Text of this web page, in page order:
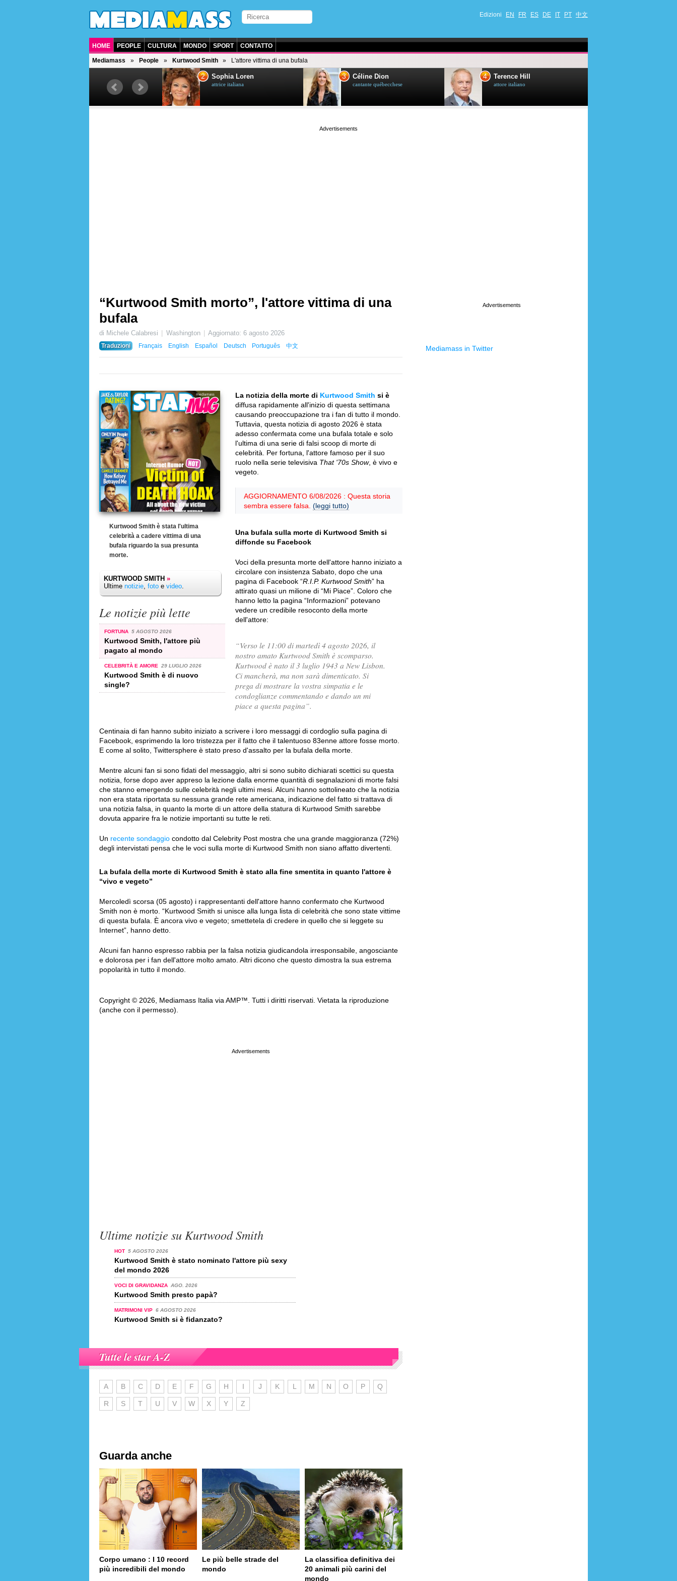
Edizioni EN FR ES DE IT PT 中文
HOME PEOPLE CULTURA MONDO SPORT CONTATTO
Mediamass People Kurtwood Smith L'attore vittima di una bufala
attore americano
2 Sophia Loren
attrice italiana
3 Céline Dion
cantante québecchese
4 Terence Hill
attore italiano
“Kurtwood Smith morto”, l'attore vittima di una
bufala
di Michele Calabresi Washington Aggiornato:6 agosto 2026
Traduzioni
Français English Español Deutsch Português 中文
Kurtwood Smith è stata l'ultima
celebrità a cadere vittima di una
bufala riguardo la sua presunta
morte.
KURTWOOD SMITH »
Ultime notizie, foto e video.
Le notizie più lette
FORTUNA 5 AGOSTO 2026
Kurtwood Smith, l'attore più
pagato al mondo
CELEBRITÀ E AMORE 29 LUGLIO 2026
Kurtwood Smith è di nuovo
single?
La notizia della morte di Kurtwood Smith si è
diffusa rapidamente all'inizio di questa settimana
causando preoccupazione tra i fan di tutto il mondo.
Tuttavia, questa notizia di agosto 2026 è stata
adesso confermata come una bufala totale e solo
l'ultima di una serie di falsi scoop di morte di
celebrità. Per fortuna, l'attore famoso per il suo
ruolo nella serie televisiva That '70s Show, è vivo e
vegeto.
AGGIORNAMENTO 6/08/2026 : Questa storia
sembra essere falsa. (leggi tutto)
Una bufala sulla morte di Kurtwood Smith si
diffonde su Facebook
Voci della presunta morte dell'attore hanno iniziato a
circolare con insistenza Sabato, dopo che una
pagina di Facebook “R.I.P. Kurtwood Smith” ha
attirato quasi un milione di “Mi Piace”. Coloro che
hanno letto la pagina “Informazioni” potevano
vedere un credibile resoconto della morte
dell'attore:
“Verso le 11:00 di martedì 4 agosto 2026, il
nostro amato Kurtwood Smith è scomparso.
Kurtwood è nato il 3 luglio 1943 a New Lisbon.
Ci mancherà, ma non sarà dimenticato. Si
prega di mostrare la vostra simpatia e le
condoglianze commentando e dando un mi
piace a questa pagina”.
Centinaia di fan hanno subito iniziato a scrivere i loro messaggi di cordoglio sulla pagina di
Facebook, esprimendo la loro tristezza per il fatto che il talentuoso 83enne attore fosse morto.
E come al solito, Twittersphere è stato preso d'assalto per la bufala della morte.
Mentre alcuni fan si sono fidati del messaggio, altri si sono subito dichiarati scettici su questa
notizia, forse dopo aver appreso la lezione dalla enorme quantità di segnalazioni di morte falsi
che stanno emergendo sulle celebrità negli ultimi mesi. Alcuni hanno sottolineato che la notizia
non era stata riportata su nessuna grande rete americana, indicazione del fatto si trattava di
una notizia falsa, in quanto la morte di un attore della statura di Kurtwood Smith sarebbe
dovuta apparire fra le notizie importanti su tutte le reti.
Un recente sondaggio condotto dal Celebrity Post mostra che una grande maggioranza (72%)
degli intervistati pensa che le voci sulla morte di Kurtwood Smith non siano affatto divertenti.
La bufala della morte di Kurtwood Smith è stato alla fine smentita in quanto l'attore è
“vivo e vegeto”
Mercoledì scorsa (05 agosto) i rappresentanti dell'attore hanno confermato che Kurtwood
Smith non è morto. “Kurtwood Smith si unisce alla lunga lista di celebrità che sono state vittime
di questa bufala. È ancora vivo e vegeto; smettetela di credere in quello che si leggete su
Internet”, hanno detto.
Alcuni fan hanno espresso rabbia per la falsa notizia giudicandola irresponsabile, angosciante
e dolorosa per i fan dell'attore molto amato. Altri dicono che questo dimostra la sua estrema
popolarità in tutto il mondo.
Copyright © 2026, Mediamass Italia via AMP™. Tutti i diritti riservati. Vietata la riproduzione
(anche con il permesso).
Ultime notizie su Kurtwood Smith
HOT 5 AGOSTO 2026
Kurtwood Smith è stato nominato l'attore più sexy
del mondo 2026
VOCI DI GRAVIDANZA AGO. 2026
Kurtwood Smith presto papà?
MATRIMONI VIP 6 AGOSTO 2026
Kurtwood Smith si è fidanzato?
Tutte le star A-Z
A B C D E F G H I J K L M N O P Q
R S T U V W X Y Z
Guarda anche
Corpo umano : I 10 record
più incredibili del mondo
Le più belle strade del
mondo
La classifica definitiva dei
20 animali più carini del
mondo
Mediamass in Twitter